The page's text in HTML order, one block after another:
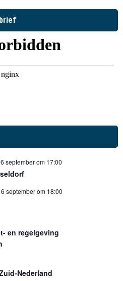
6 september om 17:00
6 september om 18:00
en regelgeving
Nederland